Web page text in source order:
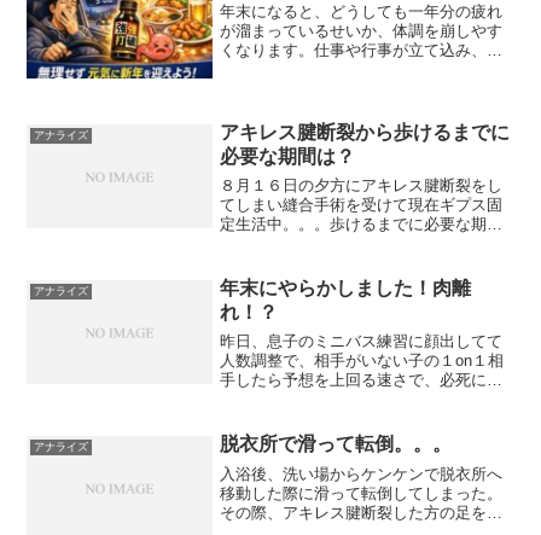
年末になると、どうしても一年分の疲れ
が溜まっているせいか、体調を崩しやす
くなります。仕事や行事が立て込み、気
はないでしょうか。我が家...
アナライズ
アキレス腱断裂から歩けるまでに
必要な期間は？
８月１６日の夕方にアキレス腱断裂をし
てしまい縫合手術を受けて現在ギプス固
定生活中。。。歩けるまでに必要な期間
ろまでには５割程度の力でランニング出
来るようになっていたいと...
アナライズ
年末にやらかしました！肉離
れ！？
昨日、息子のミニバス練習に顔出してて
人数調整で、相手がいない子の１on１相
手したら予想を上回る速さで、必死にス
いたりしゃがむにも痛みでスムーズに動
けないので、恐らく肉離...
アナライズ 脱衣所で滑って転倒。。。
入浴後、洗い場からケンケンで脱衣所へ
移動した際に滑って転倒してしまった。
その際、アキレス腱断裂した方の足をぶ